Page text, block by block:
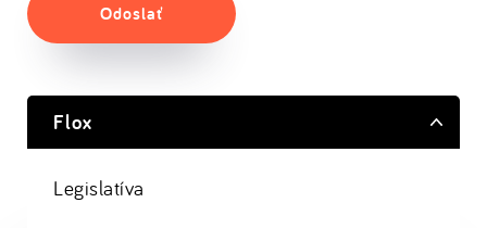
Odoslať
Flox
Legislatíva